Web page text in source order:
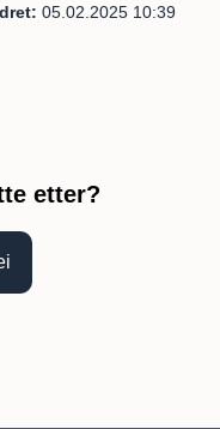
05.02.2025 10:39
etter?